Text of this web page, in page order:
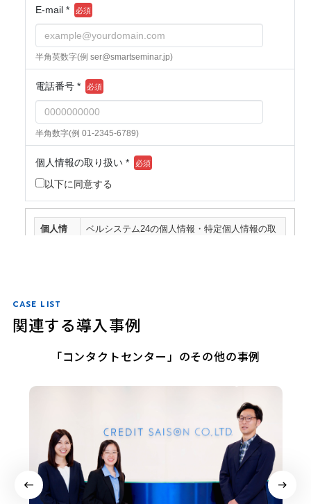
CASE LIST
関連する導入事例
「コンタクトセンター」のその他の事例